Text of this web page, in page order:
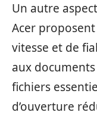
Un autre
Acer
vitesse et de
aux
fichiers
d’ouverture